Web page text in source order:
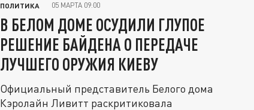
ПОЛИТИКА 05 МАРТА 09:00
В БЕЛОМ ДОМЕ ОСУДИЛИ ГЛУПОЕ
РЕШЕНИЕ БАЙДЕНА О ПЕРЕДАЧЕ
ЛУЧШЕГО ОРУЖИЯ КИЕВУ
Официальный представитель Белого дома
Кэролайн Ливитт раскритиковала